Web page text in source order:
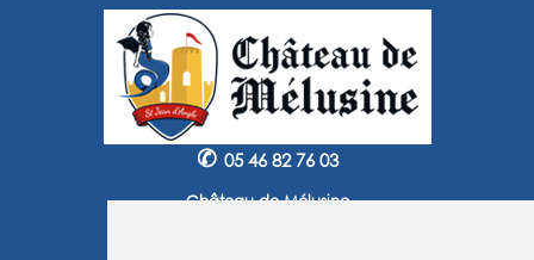
✆ 05 46 82 76 03
Château de Mélusine